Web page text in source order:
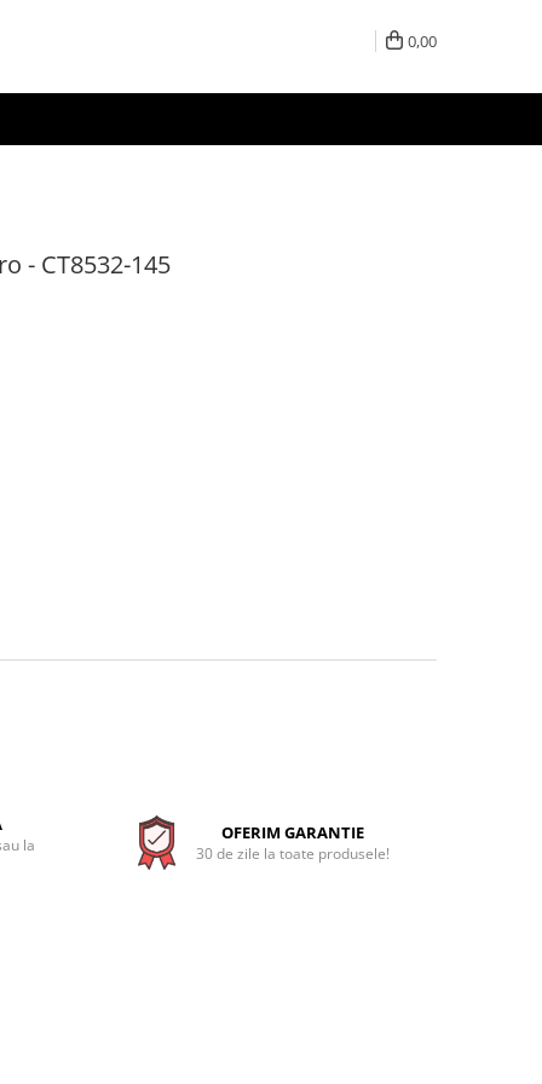
0,00
- CT8532-145
la
OFERIM GARANTIE
30 de zile la toate produsele!